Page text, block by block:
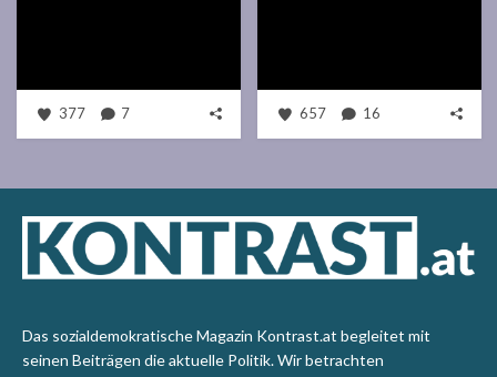
377 7 657 16
Das sozialdemokratische Magazin Kontrast.at begleitet mit
seinen Beiträgen die aktuelle Politik. Wir betrachten